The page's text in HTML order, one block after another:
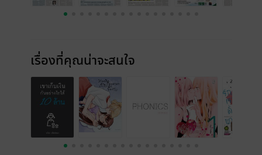
เรื่องที่คุณน่าจะสนใจ